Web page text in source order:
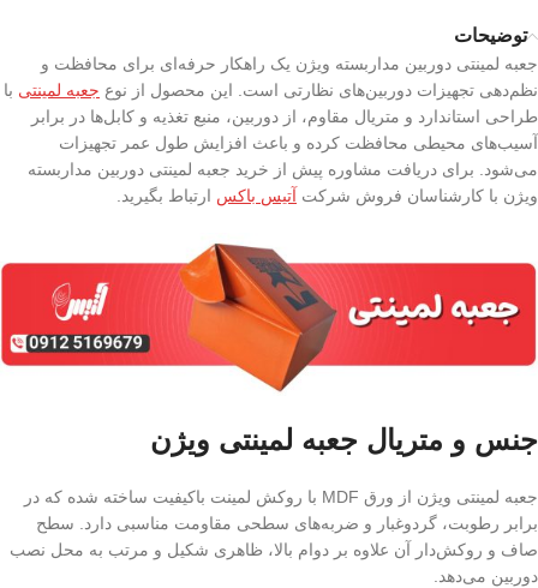
توضیحات
جعبه لمینتی دوربین مداربسته ویژن یک راهکار حرفه‌ای برای محافظت و
نظم‌دهی تجهیزات دوربین‌های نظارتی است. این محصول از نوع جعبه لمینتی با
طراحی استاندارد و متریال مقاوم، از دوربین، منبع تغذیه و کابل‌ها در برابر
آسیب‌های محیطی محافظت کرده و باعث افزایش طول عمر تجهیزات
می‌شود. برای دریافت مشاوره پیش از خرید جعبه لمینتی دوربین مداربسته
ویژن با کارشناسان فروش شرکت آتیس باکس ارتباط بگیرید.
جنس و متریال جعبه لمینتی ویژن
جعبه لمینتی ویژن از ورق MDF با روکش لمینت باکیفیت ساخته شده که در
برابر رطوبت، گردوغبار و ضربه‌های سطحی مقاومت مناسبی دارد. سطح
صاف و روکش‌دار آن علاوه بر دوام بالا، ظاهری شکیل و مرتب به محل نصب
دوربین می‌دهد.